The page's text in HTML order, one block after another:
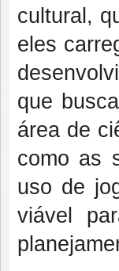
cultural,
eles
que
área de
como as
uso de
viável